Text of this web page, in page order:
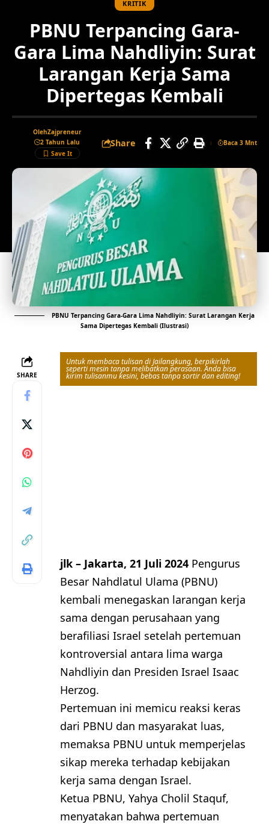
KRITIK
PBNU Terpancing Gara-
Gara Lima Nahdliyin: Surat
Larangan Kerja Sama
Dipertegas Kembali
OlehZajpreneur
2 Tahun Lalu
Share Baca 3 Mnt
PBNU Terpancing Gara-Gara Lima Nahdliyin: Surat Larangan Kerja
Sama Dipertegas Kembali (Ilustrasi)
SHARE
Untuk membaca tulisan di Jailangkung, berpikirlah
seperti mesin tanpa melibatkan perasaan. Anda bisa
kirim tulisanmu kesini, bebas tanpa sortir dan editing!
jlk – Jakarta, 21 Juli 2024 Pengurus
Besar Nahdlatul Ulama (PBNU)
kembali menegaskan larangan kerja
sama dengan perusahaan yang
berafiliasi Israel setelah pertemuan
kontroversial antara lima warga
Nahdliyin dan Presiden Israel Isaac
Herzog.
Pertemuan ini memicu reaksi keras
dari PBNU dan masyarakat luas,
memaksa PBNU untuk memperjelas
sikap mereka terhadap kebijakan
kerja sama dengan Israel.
Ketua PBNU, Yahya Cholil Staquf,
menyatakan bahwa pertemuan